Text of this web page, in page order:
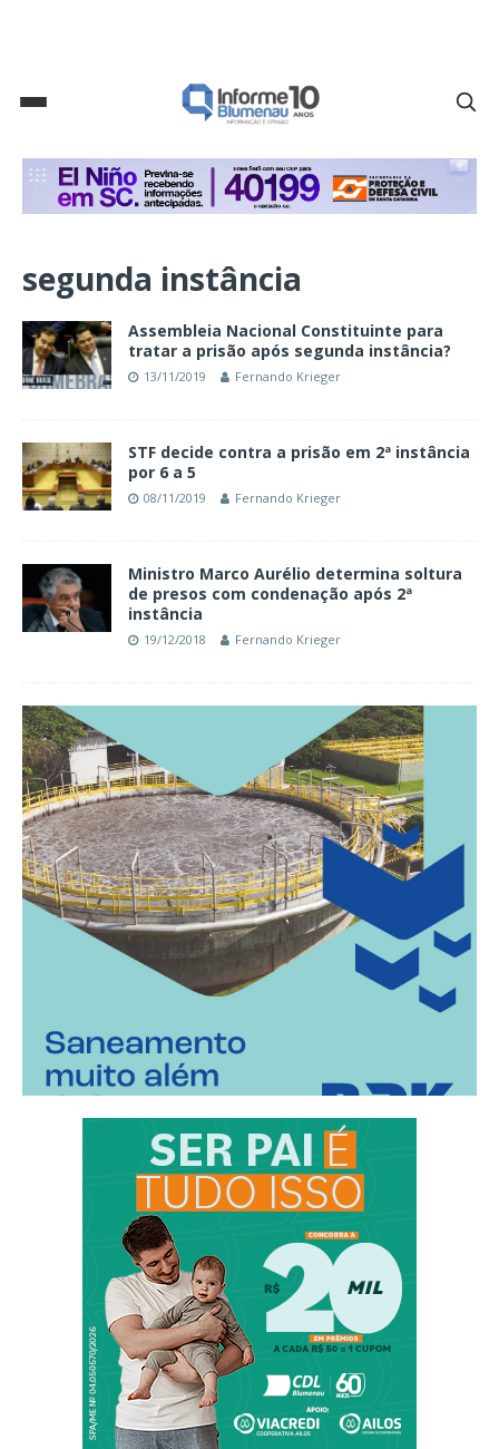
segunda instância
Assembleia Nacional Constituinte para
tratar a prisão após segunda instância?
13/11/2019 Fernando Krieger
STF decide contra a prisão em 2ª instância
por 6 a 5
08/11/2019 Fernando Krieger
Ministro Marco Aurélio determina soltura
de presos com condenação após 2ª
instância
19/12/2018 Fernando Krieger